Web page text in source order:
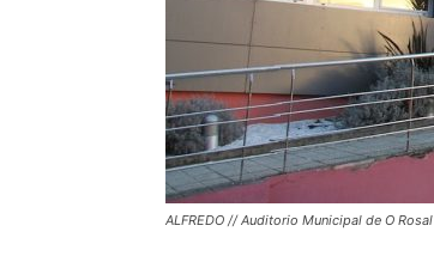
ALFREDO // Auditorio Municipal de O Rosal